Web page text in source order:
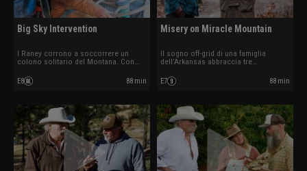
Big Sky Intervention
I Raney corrono a soccorrere un
colono solitario del Montana. Con
zero una strategia di sopravvivenza
per garantire rifugio, acqua e cibo
E8 88 min
Misery on Miracle Mountain
Il sogno off-grid di una famiglia
dell’Arkansas abbraccia tre
colpisce durante il salvataggio e i
Raney devono adattarsi rapidamente
della fattoria.
E7 88 min